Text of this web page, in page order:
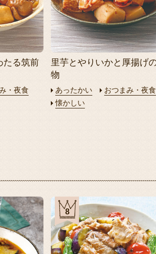
たる筑前
・夜食
里芋とやりいかと厚揚げ
物
あったかい
おつまみ・夜食
懐かしい
8